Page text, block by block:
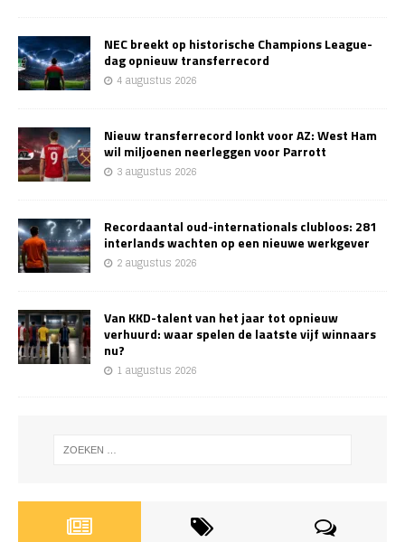
NEC breekt op historische Champions League-
dag opnieuw transferrecord
4 augustus 2026
Nieuw transferrecord lonkt voor AZ: West Ham
wil miljoenen neerleggen voor Parrott
3 augustus 2026
Recordaantal oud-internationals clubloos: 281
interlands wachten op een nieuwe werkgever
2 augustus 2026
Van KKD-talent van het jaar tot opnieuw
verhuurd: waar spelen de laatste vijf winnaars
nu?
1 augustus 2026